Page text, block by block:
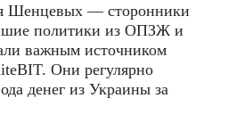
Шенцевых — сторонники
политики из ОПЗЖ и
важным источником
Они регулярно
денег из Украины за